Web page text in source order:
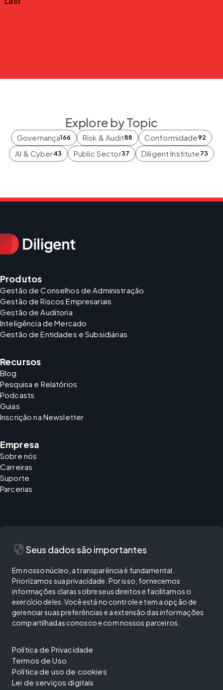
Explore by Topic
Governança166 Risk & Audit88 Conformidade92
AI & Cyber43 Public Sector37 Diligent Institute 73
Produtos
Gestão de Conselhos de Administração
Gestão de Riscos Empresariais
Gestão de Auditoria
Inteligência de Mercado
Gestão de Entidades e Subsidiárias
Recursos
Blog
Pesquisa e Relatórios
Podcasts
Guias
Inscrição na Newsletter
Empresa
Sobre nós
Carreiras
Suporte
Parcerias
security Seus dados são importantes
Em nosso núcleo, a transparência é fundamental.
Priorizamos sua privacidade. Por isso, fornecemos
informações claras sobre seus direitos e facilitamos o
exercício deles. Você está no controle e tem a opção de
gerenciar suas preferências e a extensão das informações
compartilhadas conosco e com nossos parceiros.
Política de Privacidade
Termos de Uso
Política de uso de cookies
Lei de serviços digitais